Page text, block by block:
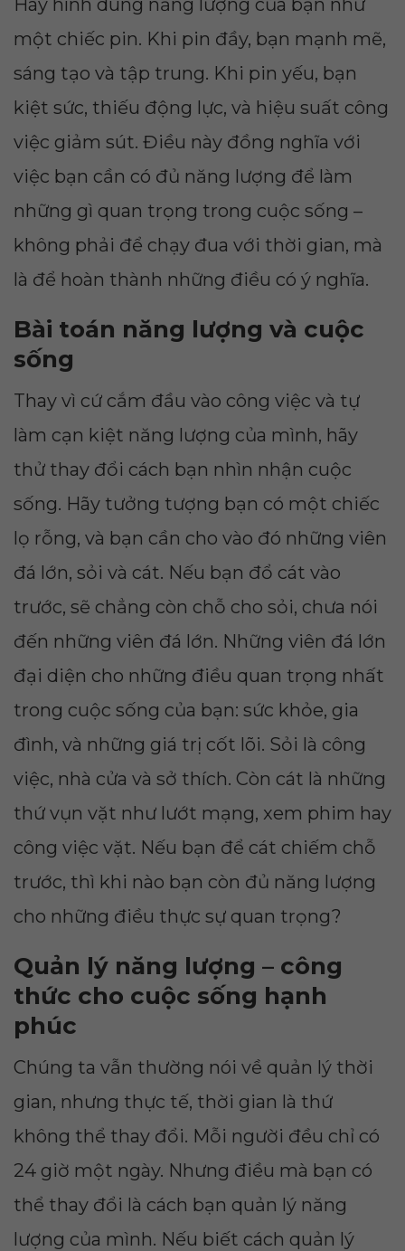
Hãy hình dung năng lượng của bạn như
một chiếc pin. Khi pin đầy, bạn mạnh mẽ,
sáng tạo và tập trung. Khi pin yếu, bạn
kiệt sức, thiếu động lực, và hiệu suất công
việc giảm sút. Điều này đồng nghĩa với
việc bạn cần có đủ năng lượng để làm
những gì quan trọng trong cuộc sống –
không phải để chạy đua với thời gian, mà
là để hoàn thành những điều có ý nghĩa.
Bài toán năng lượng và cuộc
sống
Thay vì cứ cắm đầu vào công việc và tự
làm cạn kiệt năng lượng của mình, hãy
thử thay đổi cách bạn nhìn nhận cuộc
sống. Hãy tưởng tượng bạn có một chiếc
lọ rỗng, và bạn cần cho vào đó những viên
đá lớn, sỏi và cát. Nếu bạn đổ cát vào
trước, sẽ chẳng còn chỗ cho sỏi, chưa nói
đến những viên đá lớn. Những viên đá lớn
đại diện cho những điều quan trọng nhất
trong cuộc sống của bạn: sức khỏe, gia
đình, và những giá trị cốt lõi. Sỏi là công
việc, nhà cửa và sở thích. Còn cát là những
thứ vụn vặt như lướt mạng, xem phim hay
công việc vặt. Nếu bạn để cát chiếm chỗ
trước, thì khi nào bạn còn đủ năng lượng
cho những điều thực sự quan trọng?
Quản lý năng lượng – công
thức cho cuộc sống hạnh
phúc
Chúng ta vẫn thường nói về quản lý thời
gian, nhưng thực tế, thời gian là thứ
không thể thay đổi. Mỗi người đều chỉ có
24 giờ một ngày. Nhưng điều mà bạn có
thể thay đổi là cách bạn quản lý năng
lượng của mình. Nếu biết cách quản lý